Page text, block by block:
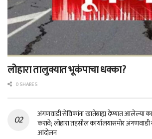
लोहारा तालुक्यात भूकंपाचा धक्का?
0 SHARES
अंगणवाडी सेविकांना खातेबाह्य देण्यात आलेल्या
करावे; लोहारा तहसील कार्यालयासमोर
आंदोलन